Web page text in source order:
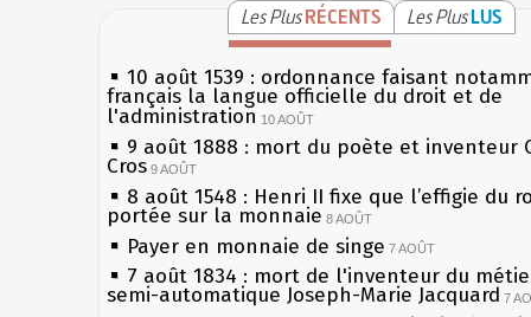
Les PlusRÉCENTS Les PlusLUS
10 août 1539 : ordonnance faisant
français la langue officielle du droit et de
l'administration 10 AOÛT
9 août 1888 : mort du poète et inventeur
Cros 9 AOÛT
8 août 1548 : Henri II fixe que l’effigie du
portée sur la monnaie 8 AOÛT
Payer en monnaie de singe 7 AOÛT
7 août 1834 : mort de l'inventeur du
semi-automatique Joseph-Marie Jacquard 7